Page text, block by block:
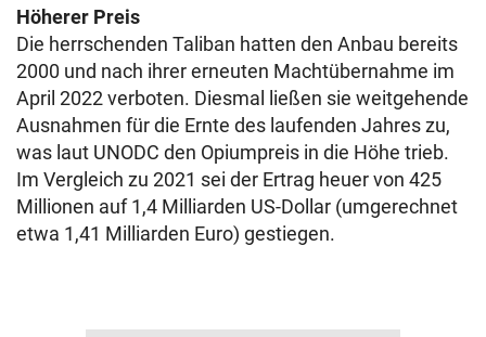
Höherer Preis
Die herrschenden Taliban hatten den Anbau bereits
2000 und nach ihrer erneuten Machtübernahme im
April 2022 verboten. Diesmal ließen sie weitgehende
Ausnahmen für die Ernte des laufenden Jahres zu,
was laut UNODC den Opiumpreis in die Höhe trieb.
Im Vergleich zu 2021 sei der Ertrag heuer von 425
Millionen auf 1,4 Milliarden US-Dollar (umgerechnet
etwa 1,41 Milliarden Euro) gestiegen.